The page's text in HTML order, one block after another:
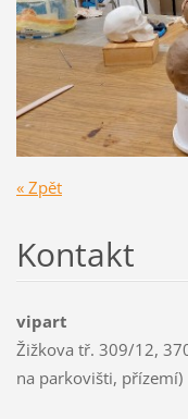
« Zpět
Kontakt
vipart
Žižkova tř. 309/12,
na parkovišti, přízemí)